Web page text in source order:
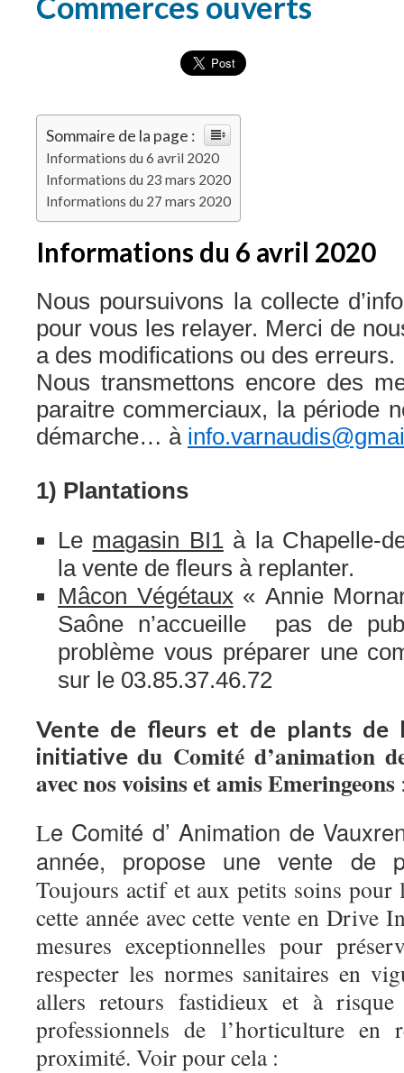
Sommaire de la page :
Informations du 6 avril 2020
Informations du 23 mars 2020
Informations du 27 mars 2020
Informations du 6 avril 2020
Nous poursuivons la collecte
pour vous les relayer. Merci de
a des modifications ou des erreurs.
Nous transmettons encore des
paraitre commerciaux, la période
démarche… à
1) Plantations
Le magasin BI1à la Chapelle-
la vente de fleurs à replanter.
Mâcon Végétaux« Annie
Saône n’accueille pas de
problème vous préparer une
sur le 03.85.37.46.72
Vente de fleurs et de plants de
initiativedu Comité d’animation
avec nos voisins et amis Emeringeons
Le Comité d’ Animation de
année, propose une vente de
Toujours actif et aux petits soins pour
cette année avec cette vente en Drive
mesures exceptionnelles pour
respecter les normes sanitaires en
allers retours fastidieux et à risque
professionnels de l’horticulture en
proximité. Voir pour cela :